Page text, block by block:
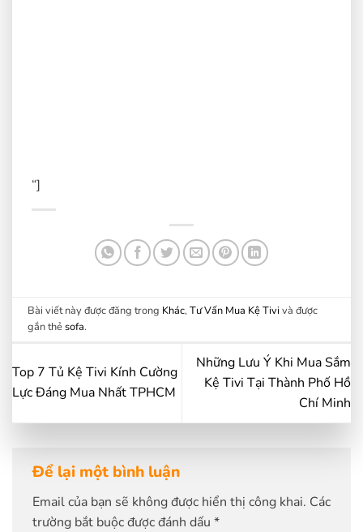
“]
Bài viết này được đăng trong Khác,Tư Vấn Mua Kệ Tivi và được
gắn thẻsofa.
Top 7 Tủ Kệ Tivi Kính Cường
Lực Đáng Mua Nhất TPHCM
Những Lưu Ý Khi Mua Sắm
Kệ Tivi Tại Thành Phố Hồ
Chí Minh
Để lại một bình luận
Email của bạn sẽ không được hiển thị công khai. Các
trường bắt buộc được đánh dấu *